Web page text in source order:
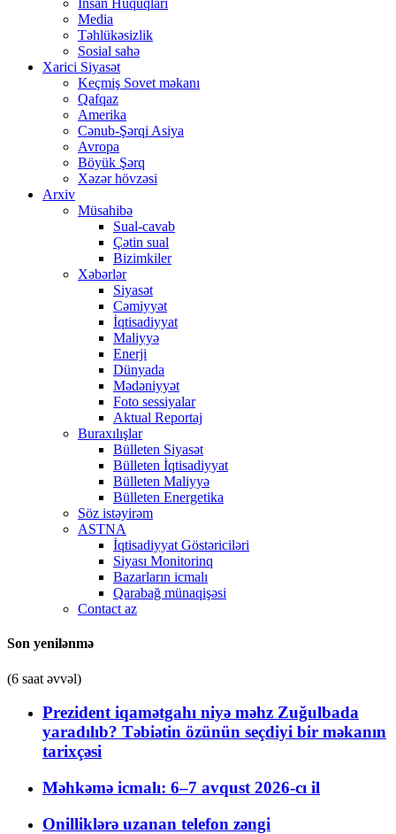
İnsan Hüquqları
Media
Təhlükəsizlik
Sosial sahə
Xarici Siyasət
Keçmiş Sovet məkanı
Qafqaz
Amerika
Cənub-Şərqi Asiya
Avropa
Böyük Şərq
Xəzər hövzəsi
Arxiv
Müsahibə
Sual-cavab
Çətin sual
Bizimkiler
Xəbərlər
Siyasət
Cəmiyyət
İqtisadiyyat
Maliyyə
Enerji
Dünyada
Mədəniyyət
Foto sessiyalar
Aktual Reportaj
Buraxılışlar
Bülleten Siyasət
Bülleten İqtisadiyyat
Bülleten Maliyyə
Bülleten Energetika
Söz istəyirəm
ASTNA
İqtisadiyyat Göstəriciləri
Siyası Monitorinq
Bazarların icmalı
Qarabağ münaqişəsi
Contact az
Son yenilənmə
(6 saat əvvəl)
Prezident iqamətgahı niyə məhz Zuğulbada
yaradılıb? Təbiətin özünün seçdiyi bir məkanın
tarixçəsi
Məhkəmə icmalı: 6–7 avqust 2026-cı il
Onilliklərə uzanan telefon zəngi